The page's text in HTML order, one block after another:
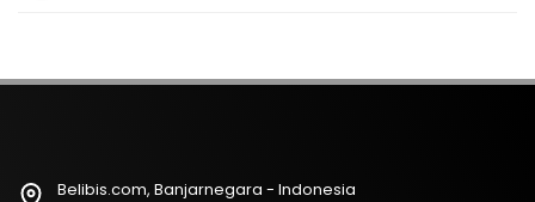
Belibis.com, Banjarnegara - Indonesia